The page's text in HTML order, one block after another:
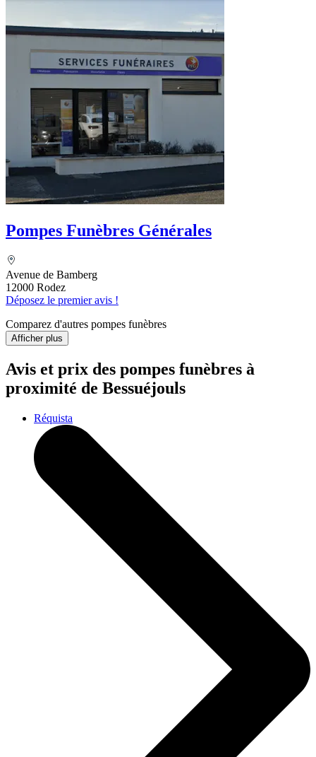
Pompes Funèbres Générales
Avenue de Bamberg
12000 Rodez
Déposez le premier avis !
Comparez d'autres pompes funèbres
Afficher plus
Avis et prix des pompes funèbres à
proximité de Bessuéjouls
Réquista